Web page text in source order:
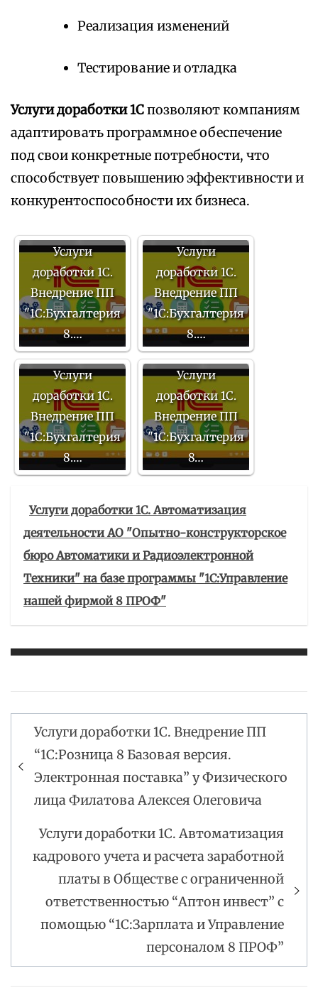
Реализация изменений
Тестирование и отладка
Услуги доработки 1Спозволяют компаниям
адаптировать программное обеспечение
под свои конкретные потребности, что
способствует повышению эффективности и
конкурентоспособности их бизнеса.
Услуги
доработки 1С.
Внедрение ПП
"1С:Бухгалтерия
8.…
Услуги
доработки 1С.
Внедрение ПП
"1С:Бухгалтерия
8.…
Услуги
доработки 1С.
Внедрение ПП
"1С:Бухгалтерия
8.…
Услуги
доработки 1С.
Внедрение ПП
"1С:Бухгалтерия
8…
Услуги доработки 1С. Автоматизация
деятельности АО "Опытно-конструкторское
бюро Автоматики и Радиоэлектронной
Техники" на базе программы "1С:Управление
нашей фирмой 8 ПРОФ"
Навигация
по
записям
Услуги доработки 1С. Внедрение ПП
“1С:Розница 8 Базовая версия.
Электронная поставка” у Физического
лица Филатова Алексея Олеговича
Услуги доработки 1С. Автоматизация
кадрового учета и расчета заработной
платы в Обществе с ограниченной
ответственностью “Аптон инвест” с
помощью “1С:Зарплата и Управление
персоналом 8 ПРОФ”